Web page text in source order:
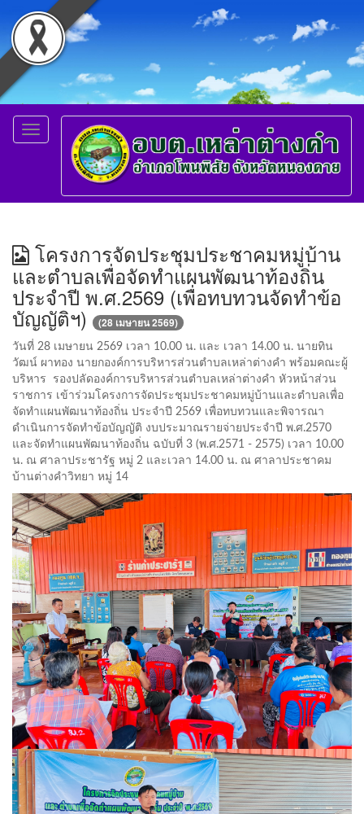
Toggle
navigation
โครงการจัดประชุมประชาคมหมู่บ้าน
และตำบลเพื่อจัดทำแผนพัฒนาท้องถิ่น
ประจำปี พ.ศ.2569 (เพื่อทบทวนจัดทำข้อ
บัญญัติฯ) (28 เมษายน 2569)
วันที่ 28 เมษายน 2569 เวลา 10.00 น. และ เวลา 14.00 น. นายทิน
วัฒน์ ผาทอง นายกองค์การบริหารส่วนตำบลเหล่าต่างคำ พร้อมคณะผู้
บริหาร รองปลัดองค์การบริหารส่วนตำบลเหล่าต่างคำ หัวหน้าส่วน
ราชการ เข้าร่วมโครงการจัดประชุมประชาคมหมู่บ้านและตำบลเพื่อ
จัดทำแผนพัฒนาท้องถิ่น ประจำปี 2569 เพื่อทบทวนและพิจารณา
ดำเนินการจัดทำข้อบัญญัติ งบประมาณรายจ่ายประจำปี พ.ศ.2570
และจัดทำแผนพัฒนาท้องถิ่น ฉบับที่ 3 (พ.ศ.2571 - 2575) เวลา 10.00
น. ณ ศาลาประชารัฐ หมู่ 2 และเวลา 14.00 น. ณ ศาลาประชาคม
บ้านต่างคำวิทยา หมู่ 14